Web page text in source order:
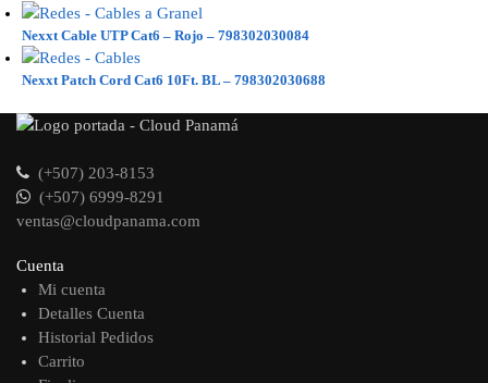
Nexxt Cable UTP Cat6 – Rojo – 798302030084
Nexxt Patch Cord Cat6 10Ft. BL – 798302030688
(+507) 203-8153
(+507) 6999-8291
ventas@cloudpanama.com
Cuenta
Mi cuenta
Detalles Cuenta
Historial Pedidos
Carrito